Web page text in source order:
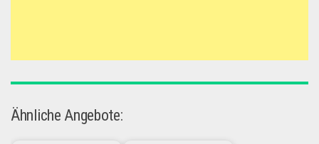
Ähnliche Angebote: